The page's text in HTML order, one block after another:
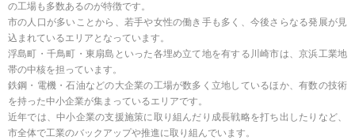
の工場も多数あるのが特徴です。
市の人口が多いことから、若手や女性の働き手も多く、今後さらなる発展が見
込まれているエリアとなっています。
浮島町・千鳥町・東扇島といった各埋め立て地を有する川崎市は、京浜工業地
帯の中核を担っています。
鉄鋼・電機・石油などの大企業の工場が数多く立地しているほか、有数の技術
を持った中小企業が集まっているエリアです。
近年では、中小企業の支援施策に取り組んだり成長戦略を打ち出したりなど、
市全体で工業のバックアップや推進に取り組んでいます。